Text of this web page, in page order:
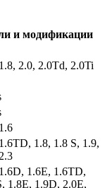
и модификации
2.0, 2.0Td, 2.0Ti
1.8, 1.8 S, 1.9,
1.6E, 1.6TD,
1.8E, 1.9D, 2.0E,